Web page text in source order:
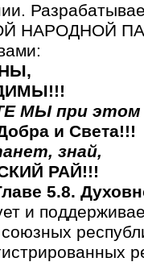
НАРОДНОЙ
,
МЫ при этом
и Света!!!
знай,
РАЙ!!!
5.8.
и
союзных